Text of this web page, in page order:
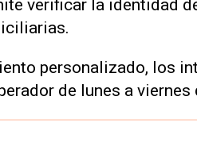
verificar la identidad
personalizado, los
de lunes a viernes